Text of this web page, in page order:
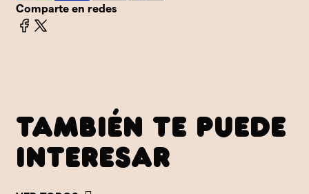
Comparte en redes
TAMBIÉN TE PUEDE
INTERESAR